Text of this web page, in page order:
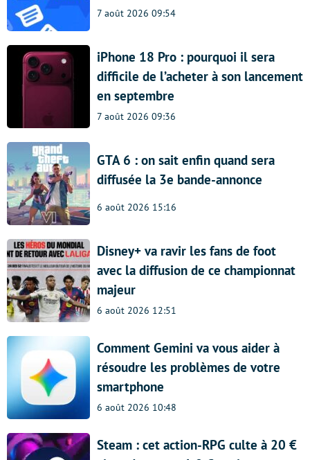
7 août 2026 09:54
iPhone 18 Pro : pourquoi il sera
difficile de l’acheter à son lancement
en septembre
7 août 2026 09:36
GTA 6 : on sait enfin quand sera
diffusée la 3e bande-annonce
6 août 2026 15:16
Disney+ va ravir les fans de foot
avec la diffusion de ce championnat
majeur
6 août 2026 12:51
Comment Gemini va vous aider à
résoudre les problèmes de votre
smartphone
6 août 2026 10:48
Steam : cet action-RPG culte à 20 €